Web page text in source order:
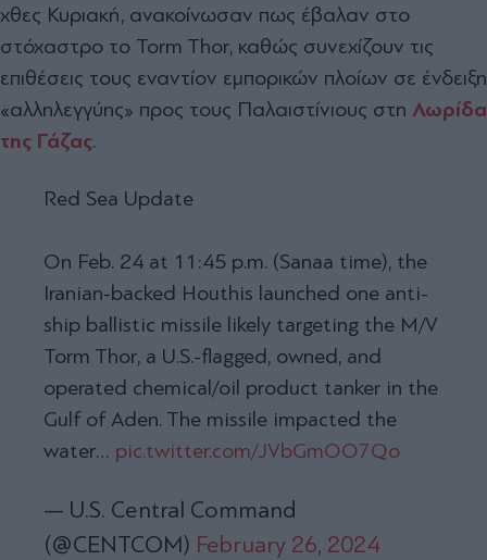
χθες Κυριακή, ανακοίνωσαν πως έβαλαν στο
στόχαστρο το Torm Thor, καθώς συνεχίζουν τις
επιθέσεις τους εναντίον εμπορικών πλοίων σε ένδειξη
«αλληλεγγύης» προς τους Παλαιστίνιους στη Λωρίδα
της Γάζας.
Red Sea Update
On Feb. 24 at 11:45 p.m. (Sanaa time), the
Iranian-backed Houthis launched one anti-
ship ballistic missile likely targeting the M/V
Torm Thor, a U.S.-flagged, owned, and
operated chemical/oil product tanker in the
Gulf of Aden. The missile impacted the
water… pic.twitter.com/JVbGmOO7Qo
— U.S. Central Command
(@CENTCOM) February 26, 2024